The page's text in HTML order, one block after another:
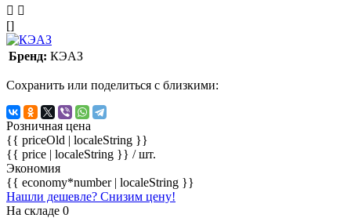
[]
Бренд: КЭАЗ
Сохранить или поделиться с близкими:
Розничная цена
{{ priceOld | localeString }}
{{ price | localeString }} / шт.
Экономия
{{ economy*number | localeString }}
Нашли дешевле? Снизим цену!
На складе 0